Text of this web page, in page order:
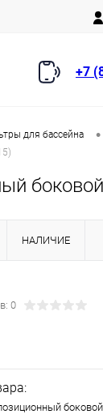
+7
для бассейна •
НАЛИЧИЕ
0